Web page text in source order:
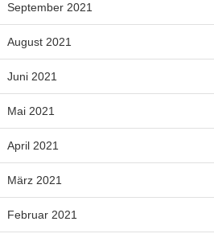
September 2021
August 2021
Juni 2021
Mai 2021
April 2021
März 2021
Februar 2021